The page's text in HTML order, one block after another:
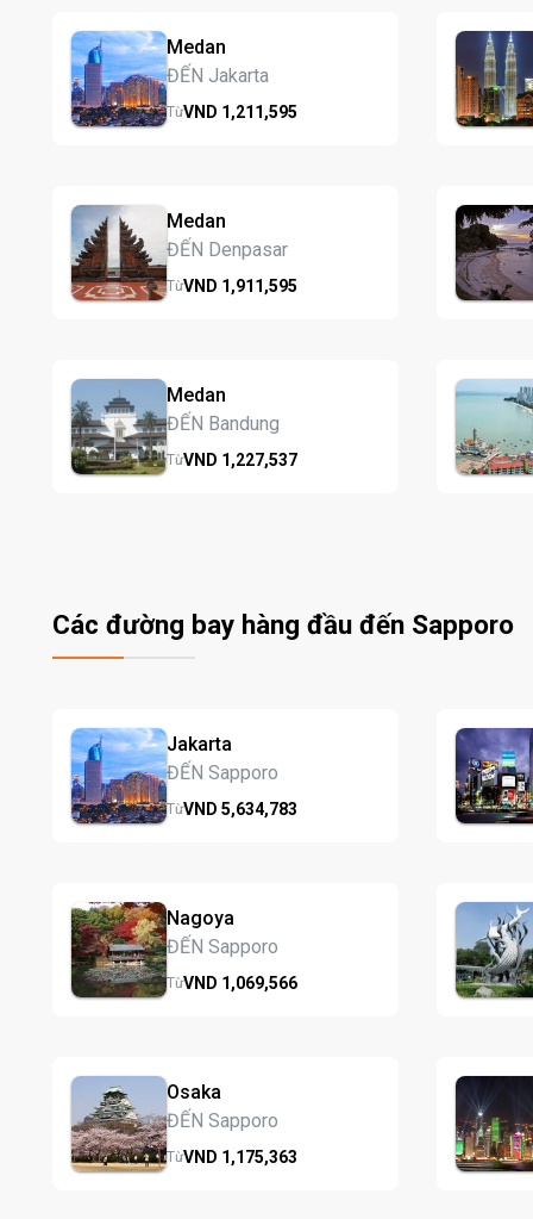
Medan
ĐẾN Jakarta
TừVND 1,211,595
Medan
ĐẾN Denpasar
TừVND 1,911,595
Medan
ĐẾN Bandung
TừVND 1,227,537
Các đường bay hàng đầu đến Sapporo
Jakarta
ĐẾN Sapporo
TừVND 5,634,783
Nagoya
ĐẾN Sapporo
TừVND 1,069,566
Osaka
ĐẾN Sapporo
TừVND 1,175,363